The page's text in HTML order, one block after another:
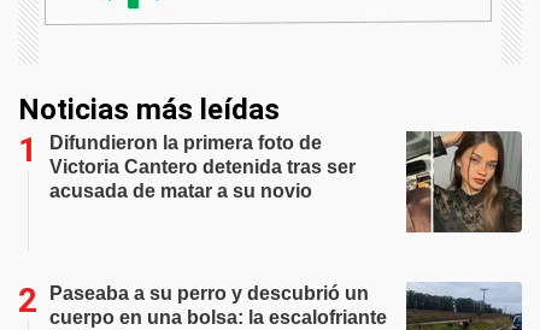
Noticias más leídas
Difundieron la primera foto de
Victoria Cantero detenida tras ser
acusada de matar a su novio
Paseaba a su perro y descubrió un
cuerpo en una bolsa: la escalofriante